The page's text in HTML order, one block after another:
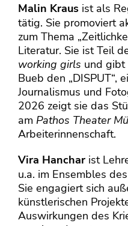
Malin Kraus ist als
tätig. Sie promoviert
zum Thema
Literatur. Sie ist Teil
working girls und gibt
Bueb den „DISPUT“,
Journalismus und
2026 zeigt sie das
am Pathos Theater
Arbeiterinnenschaft.
Vira Hanchar ist
u.a. im Ensembles des
Sie engagiert sich
künstlerischen
Auswirkungen des